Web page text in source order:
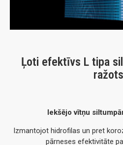
Ļoti efektīvs L tipa
Iekšējo vītņu
Izmantojot hidrofilas un pret
pārneses efektivitāte